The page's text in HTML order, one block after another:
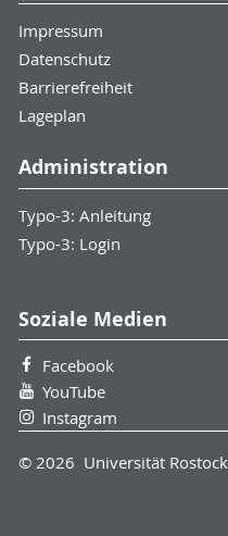
Impressum
Datenschutz
Barrierefreiheit
Lageplan
Administration
Typo-3: Anleitung
Typo-3: Login
Soziale Medien
Facebook
YouTube
Instagram
© 2026 Universität Rostock